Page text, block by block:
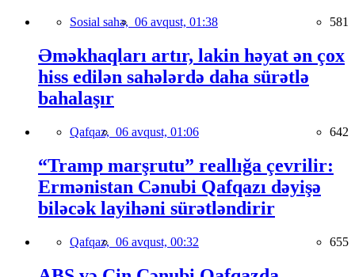
Sosial sahə, 06 avqust, 01:38 581
Əməkhaqları artır, lakin həyat ən çox
hiss edilən sahələrdə daha sürətlə
bahalaşır
Qafqaz, 06 avqust, 01:06 642
“Tramp marşrutu” reallığa çevrilir:
Ermənistan Cənubi Qafqazı dəyişə
biləcək layihəni sürətləndirir
Qafqaz, 06 avqust, 00:32 655